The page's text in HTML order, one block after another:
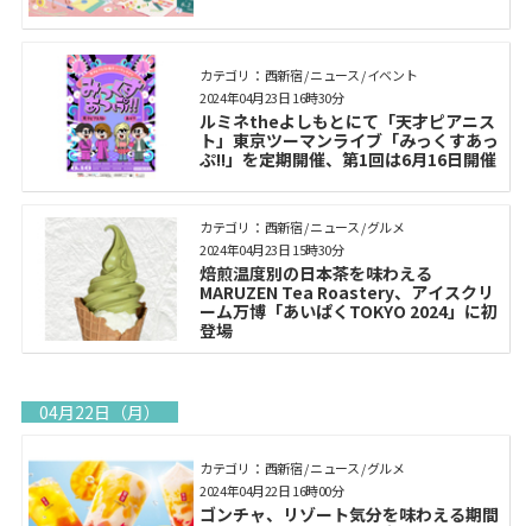
カテゴリ： 西新宿 / ニュース / イベント
ルミネtheよしもとにて「天才ピアニス
ト」東京ツーマンライブ「みっくすあっ
ぷ!!」を定期開催、第1回は6月16日開催
2024年04月23日 16時30分
カテゴリ： 西新宿 / ニュース / グルメ
焙煎温度別の日本茶を味わえる
MARUZEN Tea Roastery、アイスクリ
ーム万博「あいぱくTOKYO 2024」に初
登場
2024年04月23日 15時30分
04月22日（月）
カテゴリ： 西新宿 / ニュース / グルメ
ゴンチャ、リゾート気分を味わえる期間
2024年04月22日 16時00分